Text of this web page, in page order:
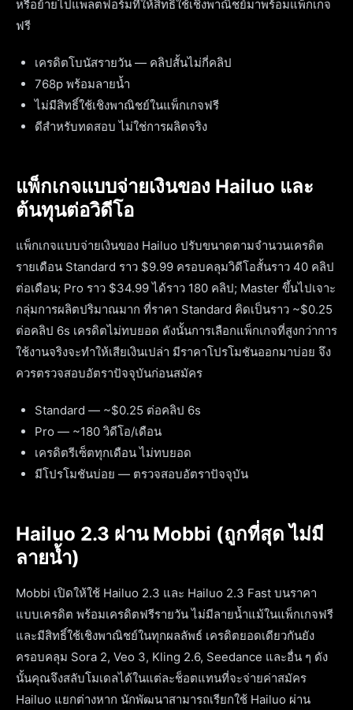
หรือย้ายไปแพลตฟอร์มที่ให้สิทธิ์ใช้เชิงพาณิชย์มาพร้อมแพ็กเกจ
ฟรี
เครดิตโบนัสรายวัน — คลิปสั้นไม่กี่คลิป
768p พร้อมลายน้ำ
ไม่มีสิทธิ์ใช้เชิงพาณิชย์ในแพ็กเกจฟรี
ดีสำหรับทดสอบ ไม่ใช่การผลิตจริง
แพ็กเกจแบบจ่ายเงินของ Hailuo และ
ต้นทุนต่อวิดีโอ
แพ็กเกจแบบจ่ายเงินของ Hailuo ปรับขนาดตามจำนวนเครดิต
รายเดือน Standard ราว $9.99 ครอบคลุมวิดีโอสั้นราว 40 คลิป
ต่อเดือน; Pro ราว $34.99 ได้ราว 180 คลิป; Master ขึ้นไปเจาะ
กลุ่มการผลิตปริมาณมาก ที่ราคา Standard คิดเป็นราว ~$0.25
ต่อคลิป 6s เครดิตไม่ทบยอด ดังนั้นการเลือกแพ็กเกจที่สูงกว่าการ
ใช้งานจริงจะทำให้เสียเงินเปล่า มีราคาโปรโมชันออกมาบ่อย จึง
ควรตรวจสอบอัตราปัจจุบันก่อนสมัคร
Standard — ~$0.25 ต่อคลิป 6s
Pro — ~180 วิดีโอ/เดือน
เครดิตรีเซ็ตทุกเดือน ไม่ทบยอด
มีโปรโมชันบ่อย — ตรวจสอบอัตราปัจจุบัน
Hailuo 2.3 ผ่าน Mobbi (ถูกที่สุด ไม่มี
ลายน้ำ)
Mobbi เปิดให้ใช้ Hailuo 2.3 และ Hailuo 2.3 Fast บนราคา
แบบเครดิต พร้อมเครดิตฟรีรายวัน ไม่มีลายน้ำแม้ในแพ็กเกจฟรี
และมีสิทธิ์ใช้เชิงพาณิชย์ในทุกผลลัพธ์ เครดิตยอดเดียวกันยัง
ครอบคลุม Sora 2, Veo 3, Kling 2.6, Seedance และอื่น ๆ ดัง
นั้นคุณจึงสลับโมเดลได้ในแต่ละช็อตแทนที่จะจ่ายค่าสมัคร
Hailuo แยกต่างหาก นักพัฒนาสามารถเรียกใช้ Hailuo ผ่าน